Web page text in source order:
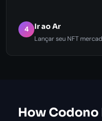
4 Ir ao Ar
Lançar seu NFT
How Codono